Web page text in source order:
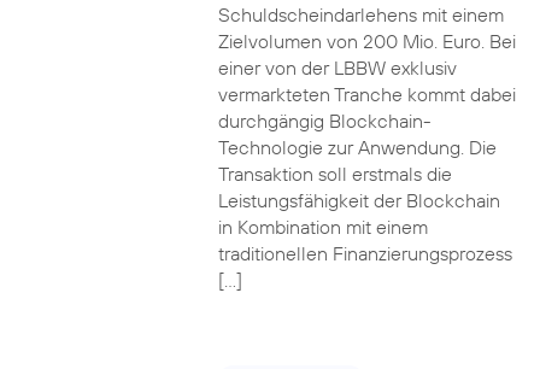
Schuldscheindarlehens mit einem
Zielvolumen von 200 Mio. Euro. Bei
einer von der LBBW exklusiv
vermarkteten Tranche kommt dabei
durchgängig Blockchain-
Technologie zur Anwendung. Die
Transaktion soll erstmals die
Leistungsfähigkeit der Blockchain
in Kombination mit einem
traditionellen Finanzierungsprozess
[…]